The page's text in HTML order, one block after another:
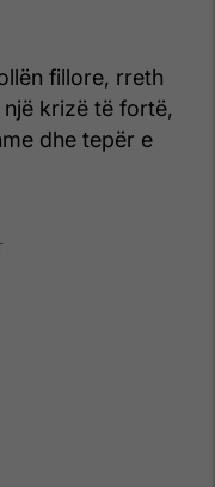
fillore, rreth
krizë të fortë,
dhe tepër e